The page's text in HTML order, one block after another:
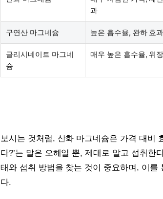
과
구연산 마그네슘 높은 흡수율, 완하 효과
글리시네이트 마그네
슘
매우 높은 흡수율, 위
보시는 것처럼, 산화 마그네슘은 가격 대비
다?’는 말은 오해일 뿐, 제대로 알고 섭취
태와 섭취 방법을 찾는 것이 중요하며, 이를
다.